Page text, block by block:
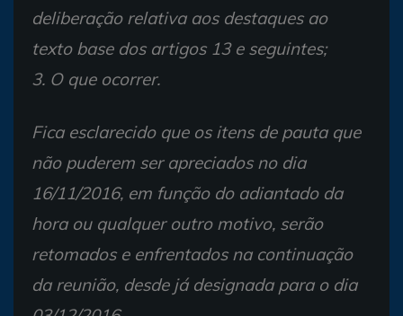
deliberação relativa aos destaques ao
texto base dos artigos 13 e seguintes;
3. O que ocorrer.
Fica esclarecido que os itens de pauta que
não puderem ser apreciados no dia
16/11/2016, em função do adiantado da
hora ou qualquer outro motivo, serão
retomados e enfrentados na continuação
da reunião, desde já designada para o dia